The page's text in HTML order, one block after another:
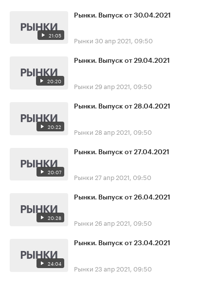
21:05
Рынки. Выпуск от 30.04.2021
Рынки 30 апр 2021, 09:50
20:20
Рынки. Выпуск от 29.04.2021
Рынки 29 апр 2021, 09:50
20:22
Рынки. Выпуск от 28.04.2021
Рынки 28 апр 2021, 09:50
20:07
Рынки. Выпуск от 27.04.2021
Рынки 27 апр 2021, 09:50
20:28
Рынки. Выпуск от 26.04.2021
Рынки 26 апр 2021, 09:50
24:04
Рынки. Выпуск от 23.04.2021
Рынки 23 апр 2021, 09:50